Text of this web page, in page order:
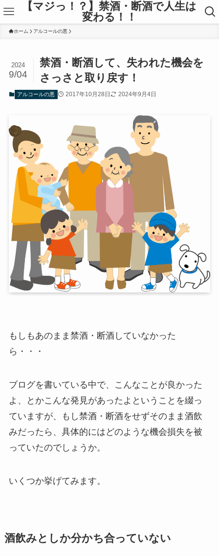
【マジっ！？】禁酒・断酒で人生は
変わる！！
ホーム アルコールの悪
禁酒・断酒して、失われた機会を
さっさと取り戻す！
2024
9/04
アルコールの悪 2017年10月28日 2024年9月4日
もしもあのまま禁酒・断酒していなかった
ら・・・
ブログを書いている中で、こんなことが良かった
よ、とかこんな発見があったよということを綴っ
ていますが、もし禁酒・断酒をせずそのまま酒飲
みだったら、具体的にはどのような機会損失を被
っていたのでしょうか。
いくつか挙げてみます。
酒飲みとしか分かち合っていない